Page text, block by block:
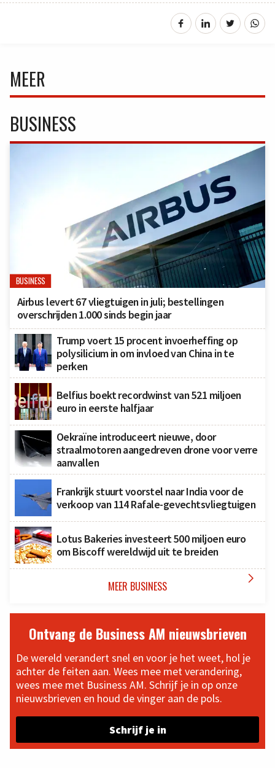
MEER
BUSINESS
BUSINESS
Airbus levert 67 vliegtuigen in juli; bestellingen
overschrijden 1.000 sinds begin jaar
Trump voert 15 procent invoerheffing op
polysilicium in om invloed van China in te
perken
Belfius boekt recordwinst van 521 miljoen
euro in eerste halfjaar
Oekraïne introduceert nieuwe, door
straalmotoren aangedreven drone voor verre
aanvallen
Frankrijk stuurt voorstel naar India voor de
verkoop van 114 Rafale-gevechtsvliegtuigen
Lotus Bakeries investeert 500 miljoen euro
om Biscoff wereldwijd uit te breiden
MEER BUSINESS 
Ontvang de Business AM nieuwsbrieven
De wereld verandert snel en voor je het weet, hol je
achter de feiten aan. Wees mee met verandering,
wees mee met Business AM. Schrijf je in op onze
nieuwsbrieven en houd de vinger aan de pols.
Schrijf je in